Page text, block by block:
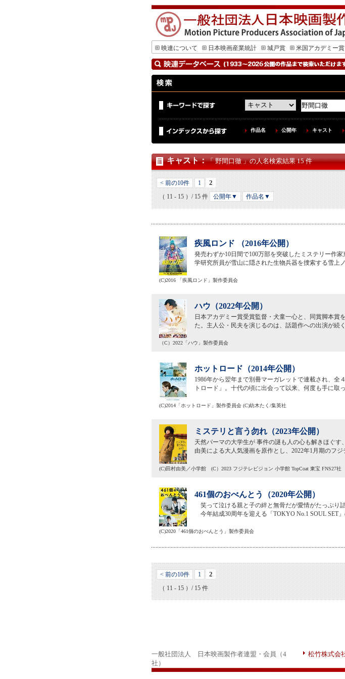
映連について
日本映画産業統計 城戸賞 米国アカデミー賞
作品名 公開年 キャスト
キャスト：「 野間口徹 」の人名検索結果 15 件
< 前の10件 1 2
（ 11 - 15 ）/ 15 件 公開年▼ 作品名▼
疾風ロンド （2016年公開）
発売わずか10日間で100万部を突破したミステリー作
学研究所員が雪山に隠された生物兵器を捜索する雪上
(C)2016 「疾風ロンド」製作委員会
ハウ（2022年公開）
日本アカデミー賞受賞監督・犬童一心と、同賞脚本賞
た。主人公・民夫を演じるのは、話題作への出演が続
（C）2022「ハウ」製作委員会
ホットロード（2014年公開）
1986年から翌年まで別冊マーガレットで連載され、全
トロード」。十代の頃に出会って以来、何度も手に取
(C)2014「ホットロード」製作委員会 (C)紡木たく/集英社
ミステリと言う勿れ（2023年公開）
天然パーマの大学生が 事件の謎も人の心も解きほぐ
由美による大人気漫画を原作とし、2022年1月期のフ
(C)田村由美／小学館 (C）2023 フジテレビジョン 小学館 TopCoat 東宝 FNS27社
461個のおべんとう（2020年公開）
笑って泣ける親と子の絆と無骨だが愛情がたっぷり
今年結成30周年を迎える「TOKYO No.1 SOUL SET
(C)2020「461個のおべんとう」製作委員会
< 前の10件 1 2
（ 11 - 15 ）/ 15 件
一般社団法人 日本映画製作者連盟・会員（4
社）
松竹株式会